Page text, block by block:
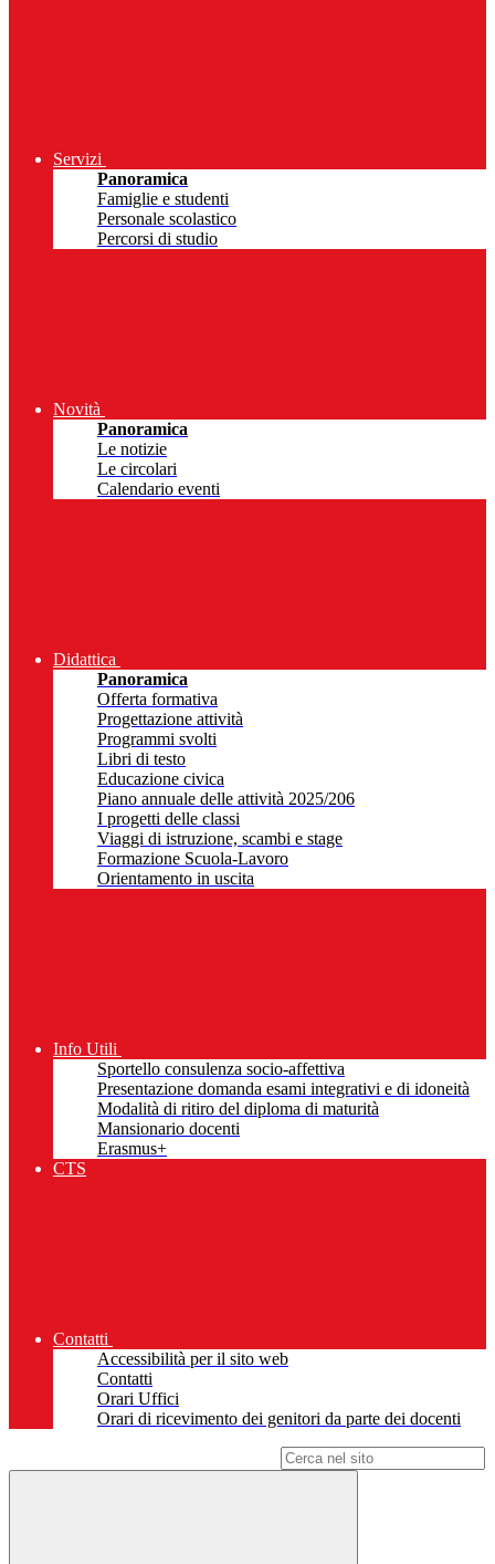
Servizi
Panoramica
Famiglie e studenti
Personale scolastico
Percorsi di studio
Novità
Panoramica
Le notizie
Le circolari
Calendario eventi
Didattica
Panoramica
Offerta formativa
Progettazione attività
Programmi svolti
Libri di testo
Educazione civica
Piano annuale delle attività 2025/206
I progetti delle classi
Viaggi di istruzione, scambi e stage
Formazione Scuola-Lavoro
Orientamento in uscita
Info Utili
Sportello consulenza socio-affettiva
Presentazione domanda esami integrativi e di idoneità
Modalità di ritiro del diploma di maturità
Mansionario docenti
Erasmus+
CTS
Contatti
Accessibilità per il sito web
Contatti
Orari Uffici
Orari di ricevimento dei genitori da parte dei docenti